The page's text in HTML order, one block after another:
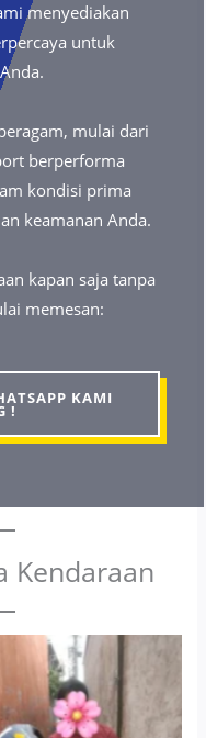
menyediakan
untuk
mulai dari
berperforma
kondisi prima
keamanan Anda.
kapan saja tanpa
memesan:
KAMI
!
Kendaraan